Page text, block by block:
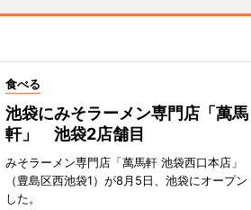
食べる
池袋にみそラーメン専門店「萬馬
軒」 池袋2店舗目
みそラーメン専門店「萬馬軒 池袋西口本店」
（豊島区西池袋1）が8月5日、池袋にオープン
した。